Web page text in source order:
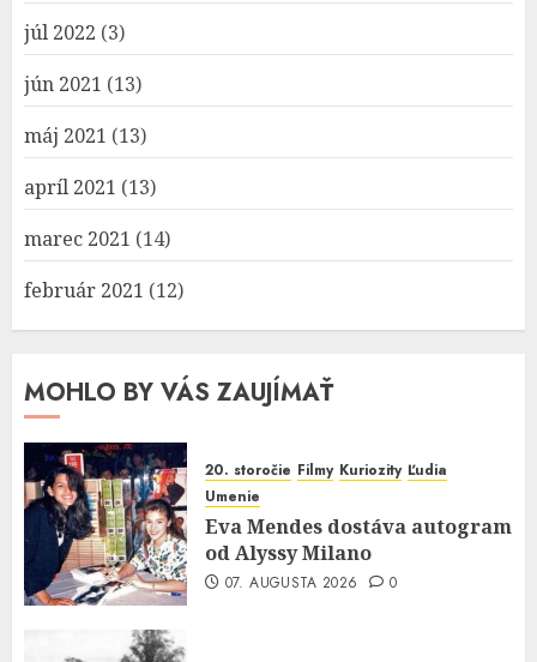
júl 2022 (3)
jún 2021 (13)
máj 2021 (13)
apríl 2021 (13)
marec 2021 (14)
február 2021 (12)
MOHLO BY VÁS ZAUJÍMAŤ
20. storočie Filmy Kuriozity Ľudia
Umenie
Eva Mendes dostáva autogram
od Alyssy Milano
07. AUGUSTA 2026 0